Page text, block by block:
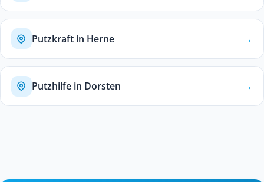
Putzkraft in Herne →
Putzhilfe in Dorsten →